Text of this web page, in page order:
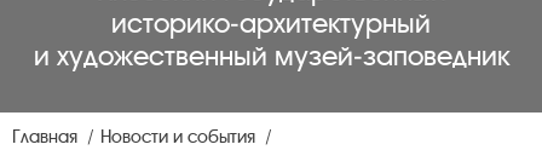
историко‑архитектурный
и художественный музей‑заповедник
Главная
Новости и события